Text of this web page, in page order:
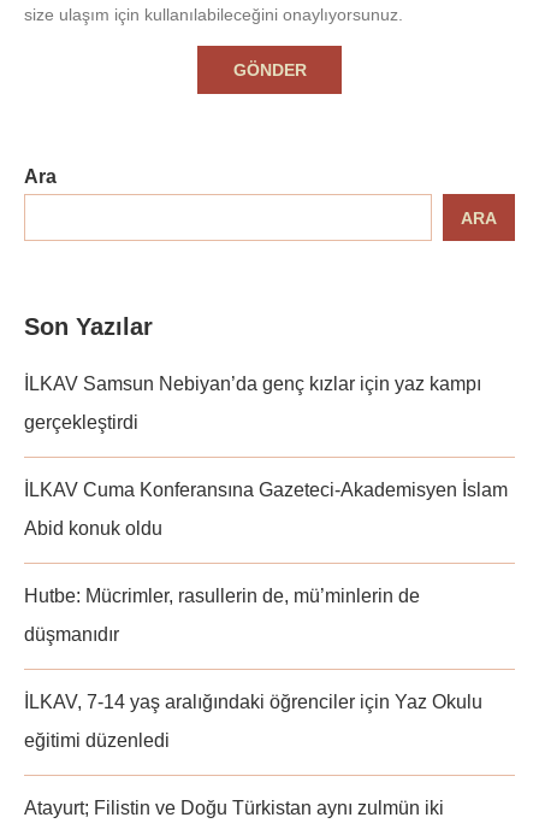
size ulaşım için kullanılabileceğini onaylıyorsunuz.
Ara
ARA
Son Yazılar
İLKAV Samsun Nebiyan’da genç kızlar için yaz kampı
gerçekleştirdi
İLKAV Cuma Konferansına Gazeteci-Akademisyen İslam
Abid konuk oldu
Hutbe: Mücrimler, rasullerin de, mü’minlerin de
düşmanıdır
İLKAV, 7-14 yaş aralığındaki öğrenciler için Yaz Okulu
eğitimi düzenledi
Atayurt; Filistin ve Doğu Türkistan aynı zulmün iki